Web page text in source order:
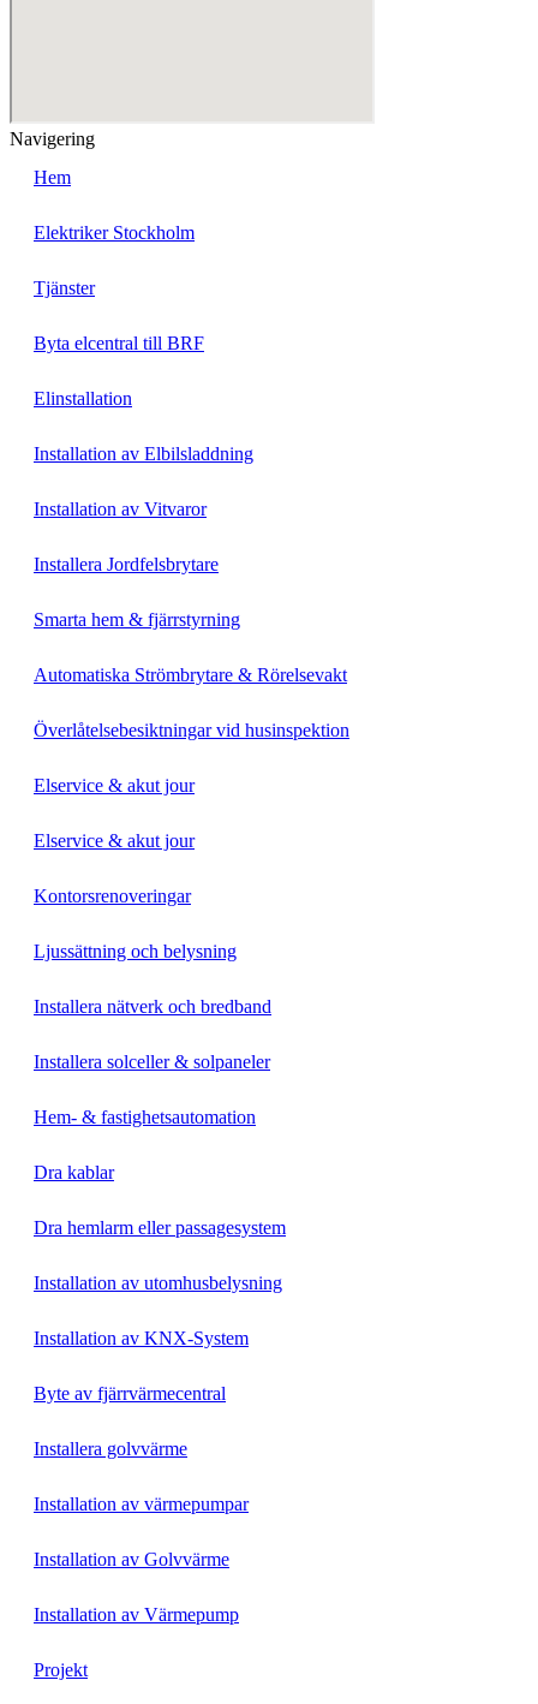
Navigering
Hem
Elektriker Stockholm
Tjänster
Byta elcentral till BRF
Elinstallation
Installation av Elbilsladdning
Installation av Vitvaror
Installera Jordfelsbrytare
Smarta hem & fjärrstyrning
Automatiska Strömbrytare & Rörelsevakt
Överlåtelsebesiktningar vid husinspektion
Elservice & akut jour
Elservice & akut jour
Kontorsrenoveringar
Ljussättning och belysning
Installera nätverk och bredband
Installera solceller & solpaneler
Hem- & fastighetsautomation
Dra kablar
Dra hemlarm eller passagesystem
Installation av utomhusbelysning
Installation av KNX-System
Byte av fjärrvärmecentral
Installera golvvärme
Installation av värmepumpar
Installation av Golvvärme
Installation av Värmepump
Projekt